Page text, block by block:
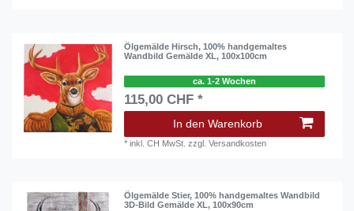
Ölgemälde Hirsch, 100% handgemaltes
Wandbild Gemälde XL, 100x100cm
ca. 1-2 Wochen
115,00 CHF *
In den Warenkorb
*inkl. CH MwSt. zzgl.Versandkosten
Ölgemälde Stier, 100% handgemaltes Wandbild
3D-Bild Gemälde XL, 100x90cm